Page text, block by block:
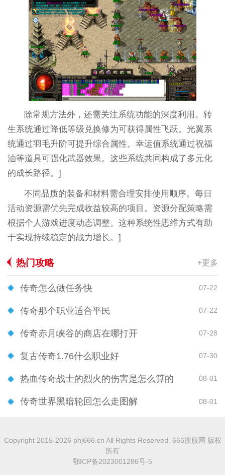
除常规方法外，还需关注系统功能的深度利用。转
生系统通过降低等级兑换修为可获得属性飞跃。光翼系
统通过羽毛升阶可提升综合属性。幸运值系统通过祝福
油等道具可强化武器效果。这些系统共同构成了多元化
的成长路径。]
不同品质的装备和材料需合理安排使用顺序。每日
活动资源需优先完成收益较高的项目。资源分配策略需
根据个人游戏进度动态调整。这种系统性思维方式有助
于实现持续稳定的战力增长。]
热门攻略 +更多
传奇怎么做任务快 07-22
传奇那个职业适合平民 07-22
传奇赤月峡谷的商店在哪打开 07-28
复古传奇1.76什么职业好 07-30
热血传奇战士的烈火的伤害是怎么算的 08-01
传奇世界黑暗轮回怎么走图解 08-01
Copyright 2015-2026 phj666.cn All Rights Reserved. 666搜服网 版权
所有
鄂ICP备2023001286号-5